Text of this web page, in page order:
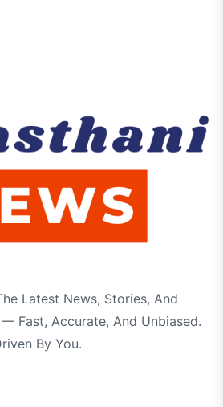
Latest News, Stories, And
Fast, Accurate, And Unbiased.
By You.